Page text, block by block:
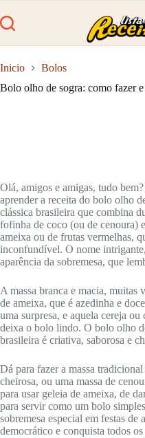
para
o
Inicio
Bolos
Bolo olho de sogra: como fazer
Olá, amigos e amigas, tudo
aprender a receita do bolo olho
clássica brasileira que combina
fofinha de coco (ou de cenoura)
ameixa ou de frutas vermelhas,
inconfundível. O nome
aparência da sobremesa, que
A massa branca e macia, muitas
de ameixa, que é azedinha e
uma surpresa, e aquela cereja
deixa o bolo lindo. O bolo olho
brasileira é criativa, saborosa e
Dá para fazer a massa
cheirosa, ou uma massa de
para usar geleia de ameixa, de
para servir como um bolo
sobremesa especial em festas
democrático e conquista todos os